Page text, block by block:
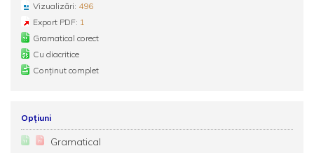
Vizualizări: 496
Export PDF: 1
Gramatical corect
Cu diacritice
Conținut complet
Opțiuni
Gramatical